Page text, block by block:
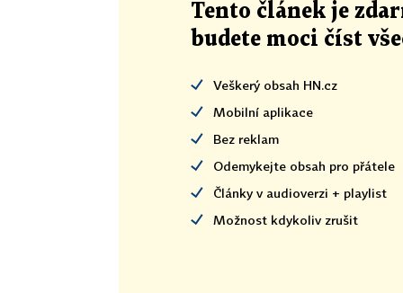
Tento článek je
budete moci číst
Veškerý obsah HN.cz
Mobilní aplikace
Bez reklam
Odemykejte obsah pro přátele
Články v audioverzi + playlist
Možnost kdykoliv zrušit